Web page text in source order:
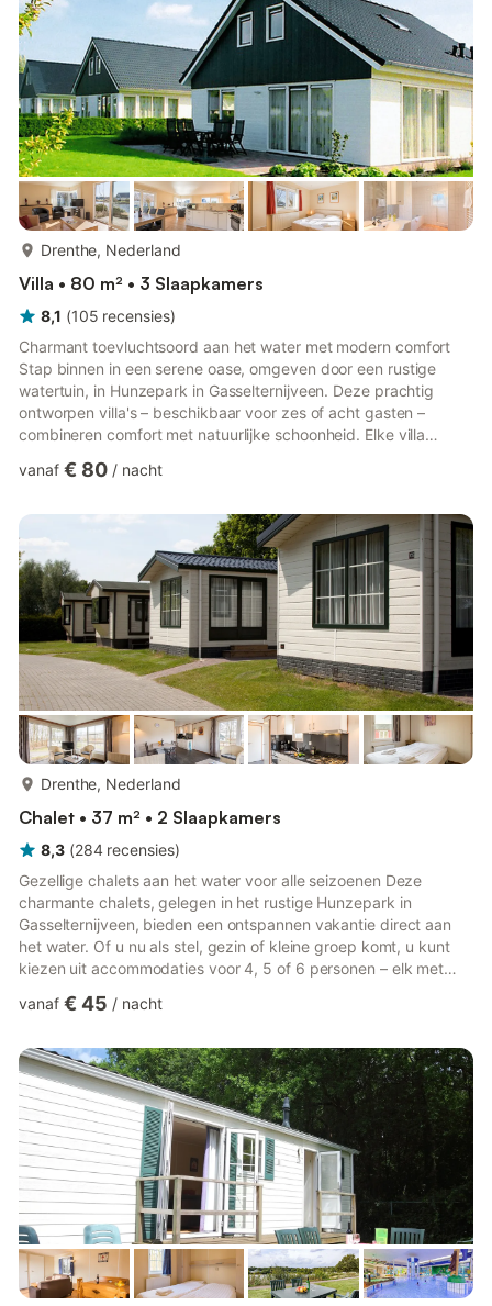
Drenthe, Nederland
Villa • 80 m² • 3 Slaapkamers
8,1 (105 recensies)
Charmant toevluchtsoord aan het water met modern comfort
Stap binnen in een serene oase, omgeven door een rustige
watertuin, in Hunzepark in Gasselternijveen. Deze prachtig
ontworpen villa's – beschikbaar voor zes of acht gasten –
combineren comfort met natuurlijke schoonheid. Elke villa
keuken met vaatwasser en een slaapkamer en badkamer op de
slaapkamers met zachte eenpersoonsbedden, ideaal voor
gezinnen of groepen. Geniet van maaltijden of een kop koffie in
de ochtend op uw e...
vanaf € 80 / nacht
Drenthe, Nederland
Chalet • 37 m² • 2 Slaapkamers
8,3 (284 recensies)
Gezellige chalets aan het water voor alle seizoenen Deze
charmante chalets, gelegen in het rustige Hunzepark in
Gasselternijveen, bieden een ontspannen vakantie direct aan
het water. Of u nu als stel, gezin of kleine groep komt, u kunt
kiezen uit accommodaties voor 4, 5 of 6 personen – elk met
omgeving. De eenvoudig ingerichte interieurs bieden alles wat u
vaatwasser in bepaalde chalets), comfortabele slaapkamers en
een gezellige woonkamer met een tv voor rustige avonden....
vanaf € 45 / nacht